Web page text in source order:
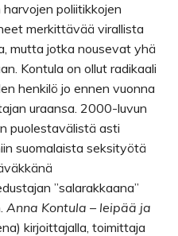
poliitikkojen
merkittävää virallista
mutta jotka nousevat yhä
Kontula on ollut radikaali
henkilö jo ennen vuonna
uraansa. 2000-luvun
puolestavälistä asti
suomalaista seksityötä
”salarakkaana”
Anna Kontula – leipää ja
kirjoittajalla, toimittaja